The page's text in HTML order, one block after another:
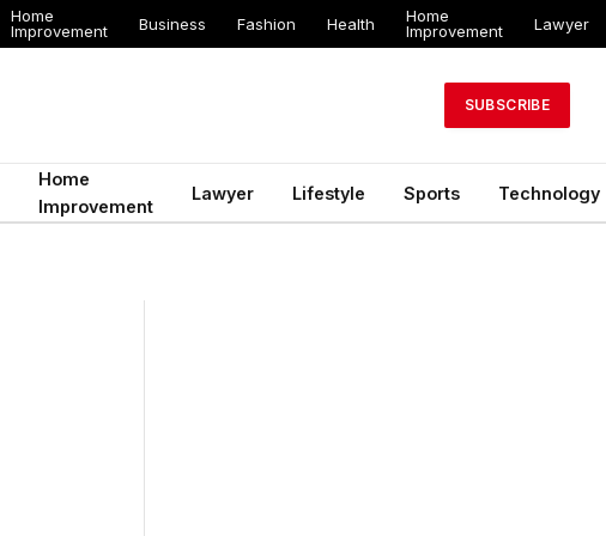
Home
Improvement
Business Fashion Health
Home
Improvement
Lawyer
SUBSCRIBE
Home
Improvement
Lawyer Lifestyle Sports Technology